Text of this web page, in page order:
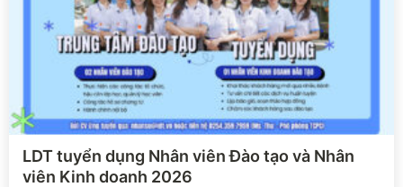
Xem chi tiết
LDT tuyển dụng Nhân viên Đào tạo và Nhân
viên Kinh doanh 2026